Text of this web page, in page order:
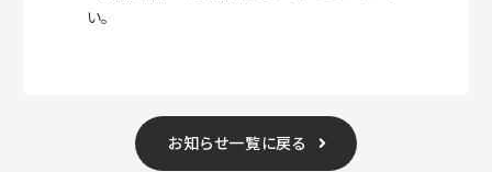
い。
お知らせ一覧に戻る